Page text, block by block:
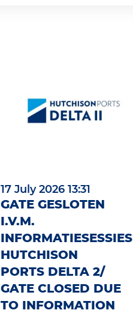
17 July 2026 13:31
GATE GESLOTEN
I.V.M.
INFORMATIESESSIES
HUTCHISON
PORTS DELTA 2/
GATE CLOSED DUE
TO INFORMATION